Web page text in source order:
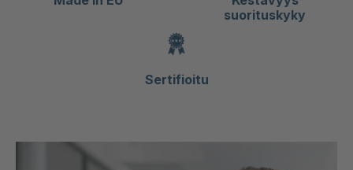
suorituskyky
Sertifioitu